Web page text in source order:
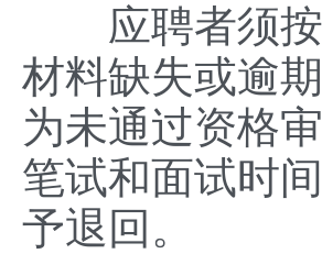
应聘者须按
材料缺失或逾
为未通过资格
笔试和面试时
予退回。